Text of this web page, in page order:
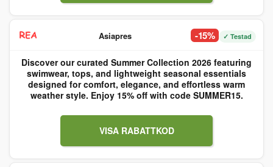
Asiapres -15% ✓ Testad
Discover our curated Summer Collection 2026 featuring
swimwear, tops, and lightweight seasonal essentials
designed for comfort, elegance, and effortless warm
weather style. Enjoy 15% off with code SUMMER15.
VISA RABATTKOD